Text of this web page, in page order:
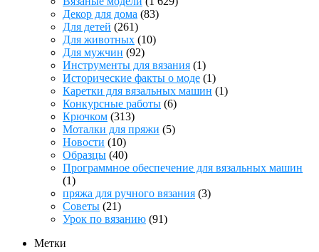
Декор для дома (83)
Для детей (261)
Для животных (10)
Для мужчин (92)
Инструменты для вязания (1)
Исторические факты о моде (1)
Каретки для вязальных машин (1)
Конкурсные работы (6)
Крючком (313)
Моталки для пряжи (5)
Новости (10)
Образцы (40)
Программное обеспечение для вязальных машин
(1)
пряжа для ручного вязания (3)
Советы (21)
Урок по вязанию (91)
Метки